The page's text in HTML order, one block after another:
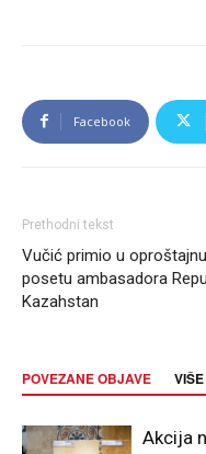
Facebook
Prethodni tekst
Vučić primio u oproštajnu
posetu ambasadora
Kazahstan
POVEZANE OBJAVE
Akcija